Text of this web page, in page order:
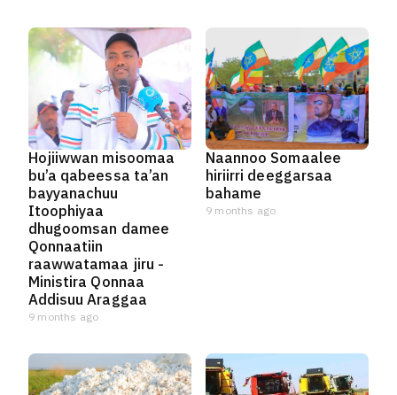
Hojiiwwan misoomaa
bu’a qabeessa ta’an
bayyanachuu
Itoophiyaa
dhugoomsan damee
Qonnaatiin
raawwatamaa jiru -
Ministira Qonnaa
Addisuu Araggaa
9 months ago
Naannoo Somaalee
hiriirri deeggarsaa
bahame
9 months ago